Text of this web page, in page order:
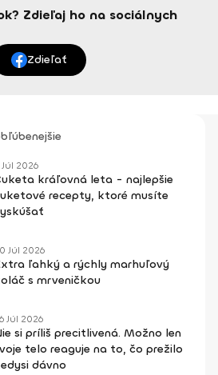
Zdieľaj ho na sociálnych
Zdieľať
Júl 2026
kráľovná leta - najlepšie
recepty, ktoré musíte
Júl 2026
ľahký a rýchly marhuľový
s mrveničkou
Júl 2026
si príliš precitlivená. Možno len
telo reaguje na to, čo prežilo
dávno